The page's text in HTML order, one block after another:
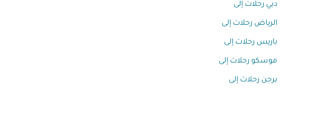
دبي رحلات إلى
الرياض رحلات إلى
باريس رحلات إلى
موسكو رحلات إلى
برجن رحلات إلى